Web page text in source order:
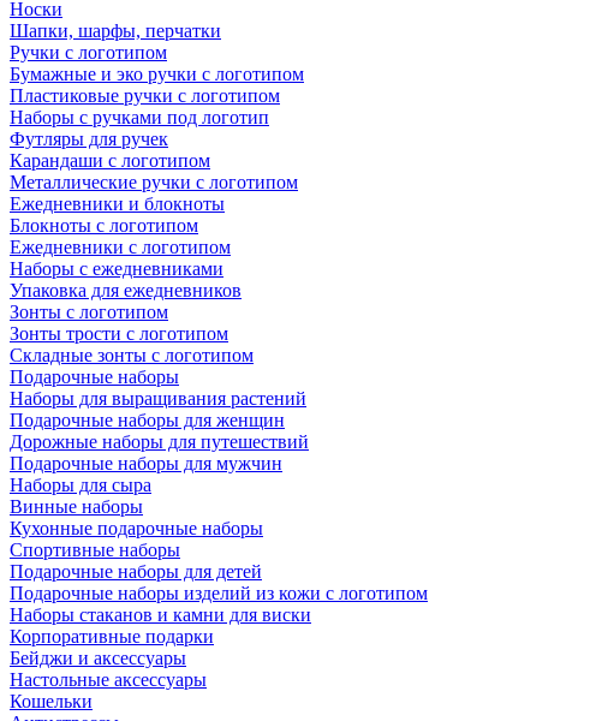
Носки
Шапки, шарфы, перчатки
Ручки с логотипом
Бумажные и эко ручки с логотипом
Пластиковые ручки с логотипом
Наборы с ручками под логотип
Футляры для ручек
Карандаши с логотипом
Металлические ручки с логотипом
Ежедневники и блокноты
Блокноты с логотипом
Ежедневники с логотипом
Наборы с ежедневниками
Упаковка для ежедневников
Зонты с логотипом
Зонты трости с логотипом
Складные зонты с логотипом
Подарочные наборы
Наборы для выращивания растений
Подарочные наборы для женщин
Дорожные наборы для путешествий
Подарочные наборы для мужчин
Наборы для сыра
Винные наборы
Кухонные подарочные наборы
Спортивные наборы
Подарочные наборы для детей
Подарочные наборы изделий из кожи с логотипом
Наборы стаканов и камни для виски
Корпоративные подарки
Бейджи и аксессуары
Настольные аксессуары
Кошельки